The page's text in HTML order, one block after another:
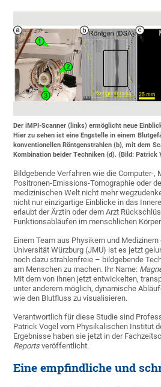
Der iMPI-Scanner (links) ermöglicht neue
Hier zu sehen ist eine Engstelle in einem
konventionellen Röntgenstrahlen (b), mit dem
Kombination beider Techniken (d). (Bild: Patrick
Bildgebende Verfahren wie die Computer-,
Positronen-Emissions-Tomographie oder
medizinischen Welt nicht mehr
nicht nur einzigartige Einblicke in das
erlaubt der Ärztin oder dem Arzt
Funktionsabläufen im menschlichen
Einem Team aus Physikern und
Universität Würzburg (JMU) ist es jetzt
noch dazu strahlenfreie – bildgebende
am Menschen zu machen. Ihr Name:
Mit dem von ihnen jetzt entwickelten,
unter anderem möglich, dynamische
wie den Blutfluss zu visualisieren.
Verantwortlich für diese Studie sind
Patrick Vogel vom Physikalischen Institut
Ergebnisse haben sie jetzt in der
Reportsveröffentlicht.
Eine empfindliche und